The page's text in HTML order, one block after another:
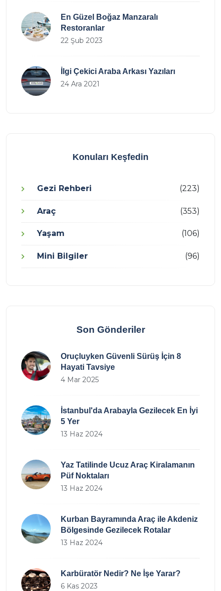
En Güzel Boğaz Manzaralı
Restoranlar
22 Şub 2023
İlgi Çekici Araba Arkası Yazıları
24 Ara 2021
Konuları Keşfedin
Gezi Rehberi (223)
Araç (353)
Yaşam (106)
Mini Bilgiler (96)
Son Gönderiler
Oruçluyken Güvenli Sürüş İçin 8
Hayati Tavsiye
4 Mar 2025
İstanbul'da Arabayla Gezilecek En İyi
5 Yer
13 Haz 2024
Yaz Tatilinde Ucuz Araç Kiralamanın
Püf Noktaları
13 Haz 2024
Kurban Bayramında Araç ile Akdeniz
Bölgesinde Gezilecek Rotalar
13 Haz 2024
Karbüratör Nedir? Ne İşe Yarar?
6 Kas 2023